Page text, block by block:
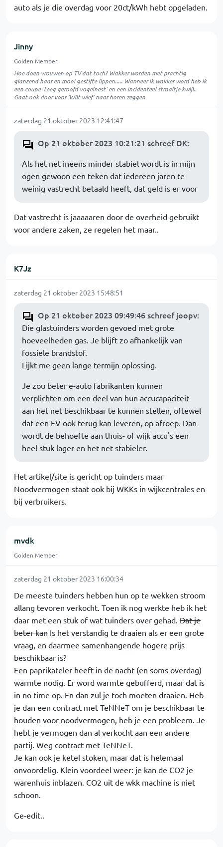
auto als je die overdag voor 20ct/kWh hebt opgeladen.
Jinny
Golden Member
Hoe doen vrouwen op TV dat toch? Wakker worden met prachtig
glanzend haar en mooi gestifte lippen..... Wanneer ik wakker word heb ik
een coupe 'Leeg geroofd vogelnest' en een incidenteel straaltje kwijl..
Gaat ook door voor 'Wilt wief' naar horen zeggen
zaterdag 21 oktober 2023 12:41:47
Op 21 oktober 2023 10:21:21 schreef DK:
Als het net ineens minder stabiel wordt is in mijn
ogen gewoon een teken dat iedereen jaren te
weinig vastrecht betaald heeft, dat geld is er voor
Dat vastrecht is jaaaaaren door de overheid gebruikt
voor andere zaken, ze regelen het maar..
K7Jz
zaterdag 21 oktober 2023 15:48:51
Op 21 oktober 2023 09:49:46 schreef joopv:
Die glastuinders worden gevoed met grote
hoeveelheden gas. Je blijft zo afhankelijk van
fossiele brandstof.
Lijkt me geen lange termijn oplossing.
Je zou beter e-auto fabrikanten kunnen
verplichten om een deel van hun accucapaciteit
aan het net beschikbaar te kunnen stellen, oftewel
dat een EV ook terug kan leveren, op afroep. Dan
wordt de behoefte aan thuis- of wijk accu's een
heel stuk lager en het net stabieler.
Het artikel/site is gericht op tuinders maar
Noodvermogen staat ook bij WKKs in wijkcentrales en
bij verbruikers.
mvdk
Golden Member
zaterdag 21 oktober 2023 16:00:34
De meeste tuinders hebben hun op te wekken stroom
allang tevoren verkocht. Toen ik nog werkte heb ik het
daar met een stuk of wat tuinders over gehad. Dat je
beter kan Is het verstandig te draaien als er een grote
vraag, en daarmee samenhangende hogere prijs
beschikbaar is?
Een paprikateler heeft in de nacht (en soms overdag)
warmte nodig. Er word warmte gebufferd, maar dat is
in no time op. En dan zul je toch moeten draaien. Heb
je dan een contract met TeNNeT om je beschikbaar te
houden voor noodvermogen, heb je een probleem. Je
hebt je vermogen dan al verkocht aan een andere
partij. Weg contract met TeNNeT.
Je kan ook je ketel stoken, maar dat is helemaal
onvoordelig. Klein voordeel weer: je kan de CO2 je
warenhuis inblazen. CO2 uit de wkk machine is niet
schoon.
Ge-edit..